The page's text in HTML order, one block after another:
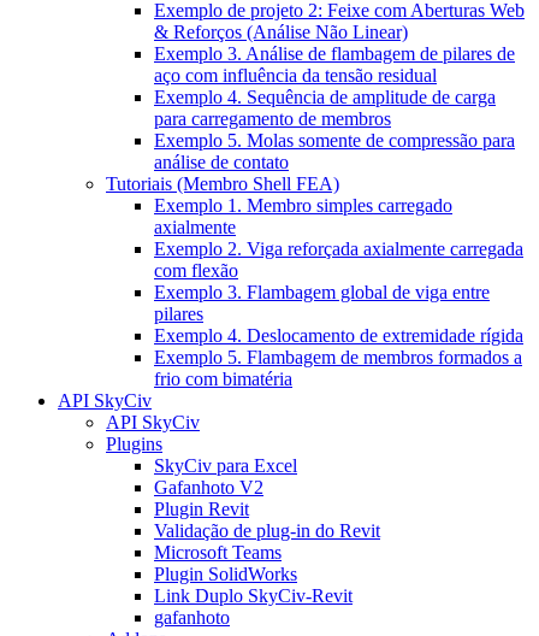
Exemplo de projeto 2: Feixe com Aberturas Web
& Reforços (Análise Não Linear)
Exemplo 3. Análise de flambagem de pilares de
aço com influência da tensão residual
Exemplo 4. Sequência de amplitude de carga
para carregamento de membros
Exemplo 5. Molas somente de compressão para
análise de contato
Tutoriais (Membro Shell FEA)
Exemplo 1. Membro simples carregado
axialmente
Exemplo 2. Viga reforçada axialmente carregada
com flexão
Exemplo 3. Flambagem global de viga entre
pilares
Exemplo 4. Deslocamento de extremidade rígida
Exemplo 5. Flambagem de membros formados a
frio com bimatéria
API SkyCiv
API SkyCiv
Plugins
SkyCiv para Excel
Gafanhoto V2
Plugin Revit
Validação de plug-in do Revit
Microsoft Teams
Plugin SolidWorks
Link Duplo SkyCiv-Revit
gafanhoto